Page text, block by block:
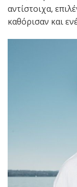
αντίστοιχα,
καθόρισαν και